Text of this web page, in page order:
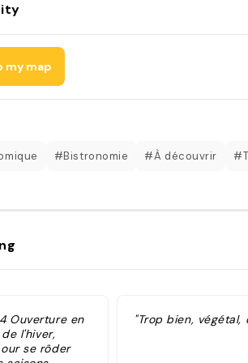
my map
#Bistronomie #À découvrir
Ouverture en
l'hiver,
se rôder
"Trop bien, végétal,